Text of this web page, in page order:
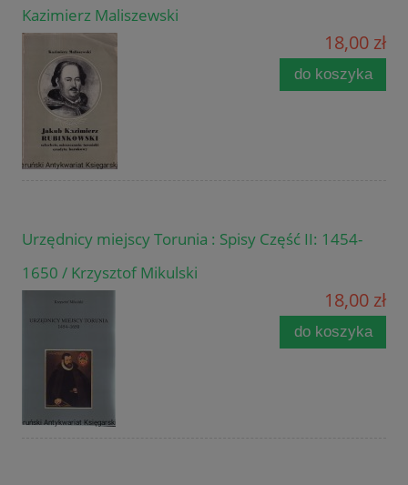
Kazimierz Maliszewski
18,00 zł
do koszyka
Urzędnicy miejscy Torunia : Spisy Część II: 1454-
1650 / Krzysztof Mikulski
18,00 zł
do koszyka